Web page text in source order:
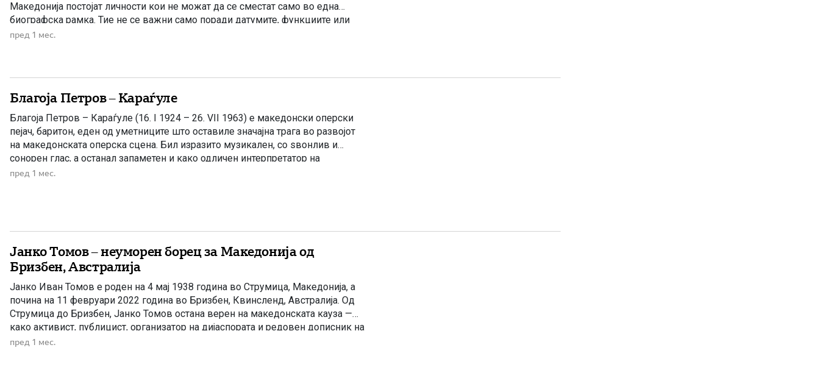
Македонија постојат личности кои не можат да се сместат само во една
биографска рамка. Тие не се важни само поради датумите, функциите или
настаните во кои учествувале, туку поради симболиката што […]
пред 1 мес.
Благоја Петров – Караѓуле
Благоја Петров – Караѓуле (16. I 1924 – 26. VII 1963) е македонски оперски
пејач, баритон, еден од уметниците што оставиле значајна трага во развојот
на македонската оперска сцена. Бил изразито музикален, со ѕвонлив и
сонорен глас, а останал запаметен и како одличен интерпретатор на
македонски народни песни. Роден е на 16 јануари 1924 година […]
пред 1 мес.
Јанко Томов – неуморен борец за Македонија од
Бризбен, Австралија
Јанко Иван Томов е роден на 4 мај 1938 година во Струмица, Македонија, а
почина на 11 февруари 2022 година во Бризбен, Квинсленд, Австралија. Од
Струмица до Бризбен, Јанко Томов остана верен на македонската кауза —
како активист, публицист, организатор на дијаспората и редовен дописник на
„Македонска нација“, каде што пишуваше за старата македонска емиграција,
пред 1 мес.